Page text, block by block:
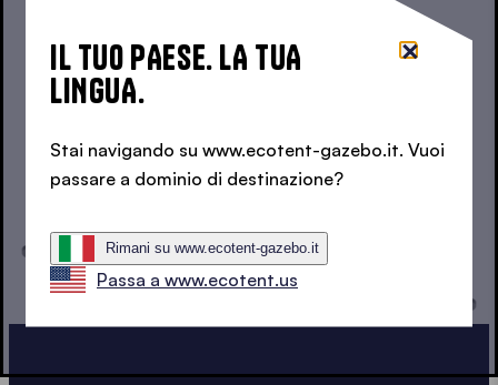
SCRIVICI SUBITO
IL TUO PAESE. LA TUA
LINGUA.
Stai navigando su www.ecotent-gazebo.it. Vuoi
passare a dominio di destinazione?
Rimani su www.ecotent-gazebo.it
Passa a www.ecotent.us